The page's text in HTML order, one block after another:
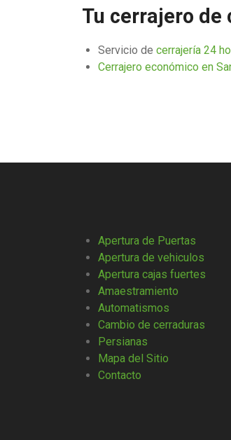
Tu cerrajero de
Servicio de cerrajería 24
Cerrajero económico en
Apertura de Puertas
Apertura de vehiculos
Apertura cajas fuertes
Amaestramiento
Automatismos
Cambio de cerraduras
Persianas
Mapa del Sitio
Contacto